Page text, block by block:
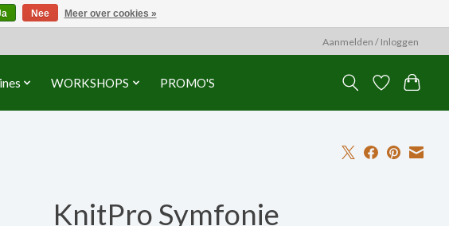
Aanmelden / Inloggen
WORKSHOPS PROMO'S
KnitPro Symfonie
Nee Meer over cookies »